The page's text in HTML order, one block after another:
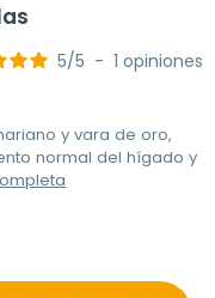
5/5 - 1 opiniones
y vara de oro,
normal del hígado y